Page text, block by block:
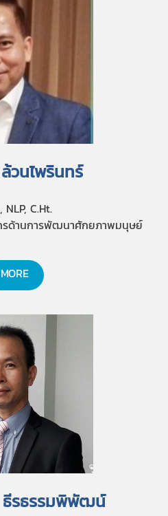
วนไพรินทร์
NLP, C.Ht.
รด้านการพัฒนาศักยภาพมนุษย์
MORE
รธรรมพิพัฒน์